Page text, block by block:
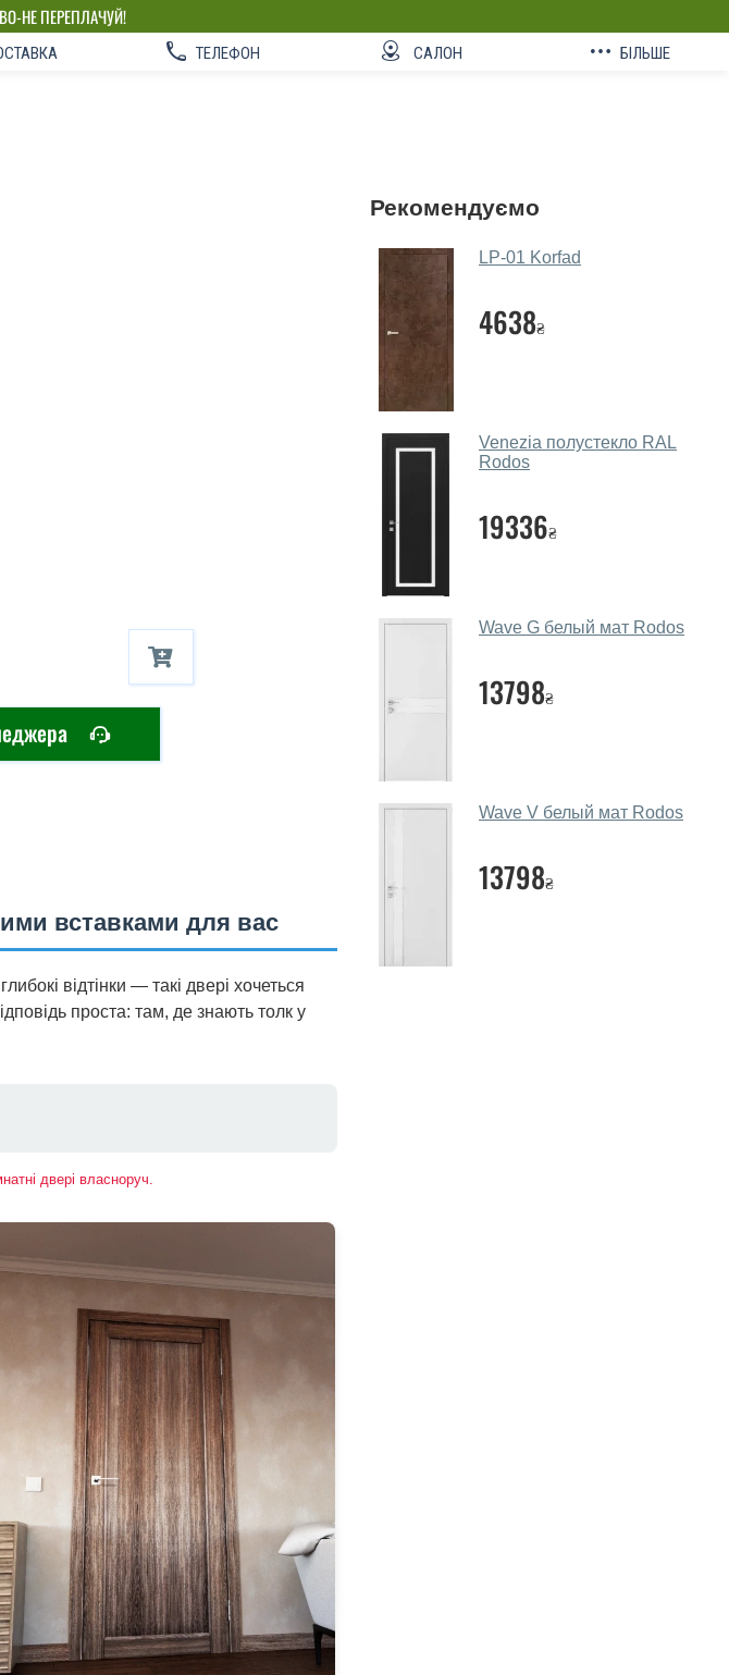
НЕ ПЕРЕПЛАЧУЙ!
ТЕЛЕФОН САЛОН БІЛЬШЕ
вставками для вас
відтінки — такі двері хочеться
проста: там, де знають толк у
двері власноруч.
Рекомендуємо
LP-01 Korfad
4638₴
Venezia полустекло RAL
Rodos
19336₴
Wave G белый мат Rodos
13798₴
Wave V белый мат Rodos
13798₴